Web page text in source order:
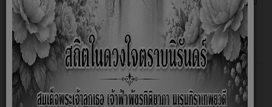
บริเวณสาย หมู่ที่ 3 บ้านหนองสำโรง เชื่อม หมู่ที่ 14 บ้านเก่า
สำโรงนน้อย จำนวน 2 ช่วง ช่วงที่1 ท่อ คสล. 3 ∅
0.10 เมตร จำนวน 26 ท่อน บ่อพัก 4 บ่อ ช่วงที่ 4 บ่อ
ช่วงที่ 2 ท่อ คสล.ชั้น 3 ∅ 0.40 เมตร จำนวน 76 ท่
2569
ประกาศผู้ชนะการเสนอราคา จัดหาเครื่องถ่ายเอกสาร ประจำ
เดือนกรกฎาคม2569 โดยวิธีเฉพาะเจาะจง
30
มิถุนายน
2569